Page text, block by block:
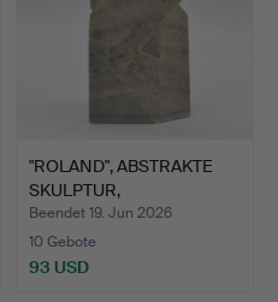
"ROLAND", ABSTRAKTE
SKULPTUR,
DURCHBROCHEN…
Beendet 19. Jun 2026
10 Gebote
93 USD